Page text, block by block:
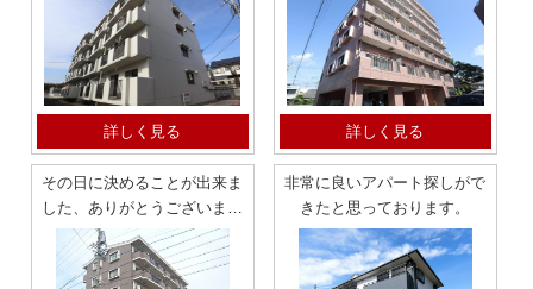
詳しく見る 詳しく見る
その日に決めることが出来ま
した、ありがとうございまし
た。
非常に良いアパート探しがで
きたと思っております。